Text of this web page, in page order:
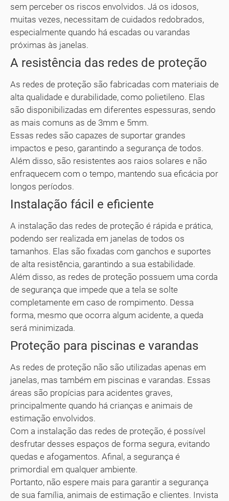
sem perceber os riscos envolvidos. Já os idosos,
muitas vezes, necessitam de cuidados redobrados,
especialmente quando há escadas ou varandas
próximas às janelas.
A resistência das redes de proteção
As redes de proteção são fabricadas com materiais de
alta qualidade e durabilidade, como polietileno. Elas
são disponibilizadas em diferentes espessuras, sendo
as mais comuns as de 3mm e 5mm.
Essas redes são capazes de suportar grandes
impactos e peso, garantindo a segurança de todos.
Além disso, são resistentes aos raios solares e não
enfraquecem com o tempo, mantendo sua eficácia por
longos períodos.
Instalação fácil e eficiente
A instalação das redes de proteção é rápida e prática,
podendo ser realizada em janelas de todos os
tamanhos. Elas são fixadas com ganchos e suportes
de alta resistência, garantindo a sua estabilidade.
Além disso, as redes de proteção possuem uma corda
de segurança que impede que a tela se solte
completamente em caso de rompimento. Dessa
forma, mesmo que ocorra algum acidente, a queda
será minimizada.
Proteção para piscinas e varandas
As redes de proteção não são utilizadas apenas em
janelas, mas também em piscinas e varandas. Essas
áreas são propícias para acidentes graves,
principalmente quando há crianças e animais de
estimação envolvidos.
Com a instalação das redes de proteção, é possível
desfrutar desses espaços de forma segura, evitando
quedas e afogamentos. Afinal, a segurança é
primordial em qualquer ambiente.
Portanto, não espere mais para garantir a segurança
de sua família, animais de estimação e clientes. Invista